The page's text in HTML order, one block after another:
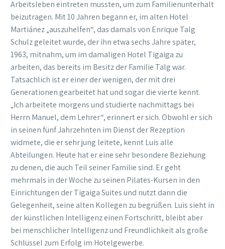
Arbeitsleben eintreten mussten, um zum Familienunterhalt
beizutragen. Mit 10 Jahren begann er, im alten Hotel
Martiánez „auszuhelfen“, das damals von Enrique Talg
Schulz geleitet wurde, der ihn etwa sechs Jahre später,
1963, mitnahm, um im damaligen Hotel Tigaiga zu
arbeiten, das bereits im Besitz der Familie Talg war.
Tatsächlich ist er einer der wenigen, der mit drei
Generationen gearbeitet hat und sogar die vierte kennt.
„Ich arbeitete morgens und studierte nachmittags bei
Herrn Manuel, dem Lehrer“, erinnert er sich. Obwohl er sich
in seinen fünf Jahrzehnten im Dienst der Rezeption
widmete, die er sehr jung leitete, kennt Luis alle
Abteilungen. Heute hat er eine sehr besondere Beziehung
zu denen, die auch Teil seiner Familie sind. Er geht
mehrmals in der Woche zu seinen Pilates-Kursen in den
Einrichtungen der Tigaiga Suites und nutzt dann die
Gelegenheit, seine alten Kollegen zu begrüßen. Luis sieht in
der künstlichen Intelligenz einen Fortschritt, bleibt aber
bei menschlicher Intelligenz und Freundlichkeit als große
Schlüssel zum Erfolg im Hotelgewerbe.